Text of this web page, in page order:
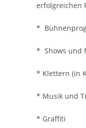
erfolgreichen
*
* Shows und
* Klettern (in
* Musik und
* Graffiti